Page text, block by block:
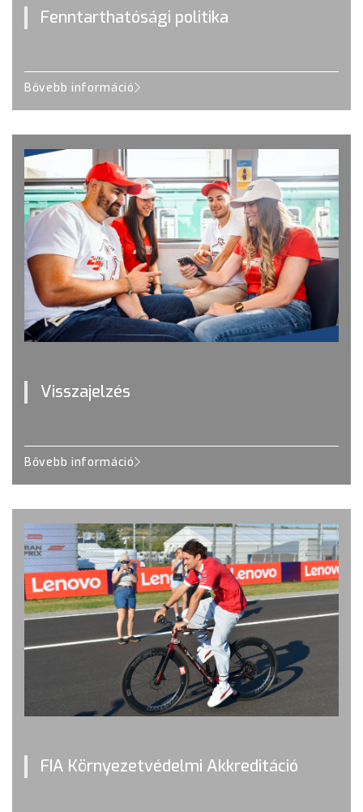
Fenntarthatósági politika
Bővebb információ
Visszajelzés
Bővebb információ
FIA Környezetvédelmi Akkreditáció